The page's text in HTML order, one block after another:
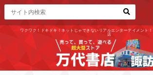
ワクワク！ドキドキ！ネットじゃできないリアルエンターテイメント
店